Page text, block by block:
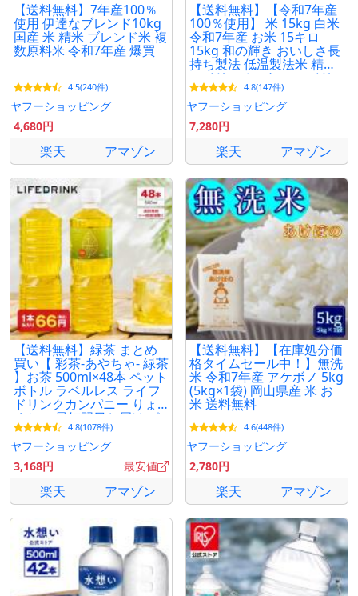
【送料無料】7年産100％
使用 伊達なブレンド10kg
国産 米 精米 ブレンド米 複
数原料米 令和7年産 爆買
4.5(240件)
ヤフーショッピング
4,680円
楽天 アマゾン
【送料無料】【令和7年産
100％使用】 米 15kg 白米
令和7年産 お米 15キロ
15kg 和の輝き おいしさ長
持ち製法 低温製法米 精米
アイリスオーヤマ アイリ
スフーズ *4.8(147件)
ヤフーショッピング
7,280円
楽天 アマゾン
【送料無料】緑茶 まとめ
買い【 彩茶-あやちゃ- 緑茶
】お茶 500ml×48本 ペット
ボトル ラベルレス ライフ
ドリンクカンパニー りょ
くちゃ 最短翌日お届け ポ
イント消化 爆買
4.8(1078件)
ヤフーショッピング
3,168円
最安値
楽天 アマゾン
【送料無料】【在庫処分価
格タイムセール中！】無洗
米 令和7年産 アケボノ 5kg
(5kg×1袋) 岡山県産 米 お
米 送料無料
4.6(448件)
ヤフーショッピング
2,780円
楽天 アマゾン